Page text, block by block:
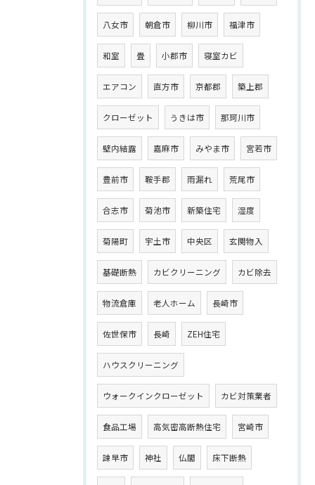
八女市 朝倉市 柳川市 福津市
和室 畳 小郡市 寝室カビ
エアコン 直方市 京都郡 築上郡
クローゼット うきは市 那珂川市
壁内結露 嘉麻市 みやま市 宮若市
豊前市 鞍手郡 雨漏れ 荒尾市
合志市 菊池市 新築住宅 湿度
菊陽町 宇土市 中央区 玄関物入
基礎断熱 カビクリーニング カビ除去
物流倉庫 老人ホーム 長崎市
佐世保市 長崎 ZEH住宅
ハウスクリーニング
ウォークインクローゼット カビ対策業者
食品工場 高気密高断熱住宅 宮崎市
諫早市 神社 仏閣 床下断熱